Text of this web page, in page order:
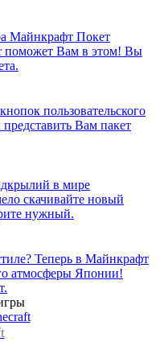
Майнкрафт Покет
поможет Вам в этом! Вы
пользовательского
Вам пакет
в мире
скачивайте новый
нужный.
Теперь в Майнкрафт
атмосферы Японии!